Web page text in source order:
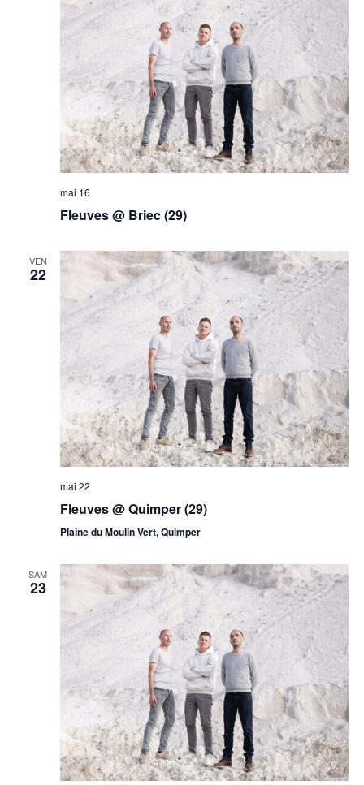
mai 16
Fleuves @ Briec (29)
VEN
22
mai 22
Fleuves @ Quimper (29)
Plaine du Moulin Vert, Quimper
SAM
23